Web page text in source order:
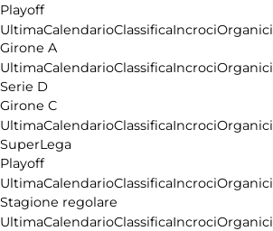
Playoff
UltimaCalendarioClassificaIncrociOrganici
Girone A
UltimaCalendarioClassificaIncrociOrganici
Serie D
Girone C
UltimaCalendarioClassificaIncrociOrganici
SuperLega
Playoff
UltimaCalendarioClassificaIncrociOrganici
Stagione regolare
UltimaCalendarioClassificaIncrociOrganici